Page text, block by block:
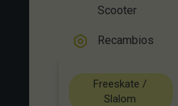
Scooter
Recambios
Freeskate /
Slalom